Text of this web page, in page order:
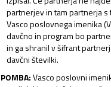
partnerjev in tam partnerja
Vasco poslovnega imenika
davčno in program bo
in ga shranil v šifrant
davčni številki.
Vasco poslovni